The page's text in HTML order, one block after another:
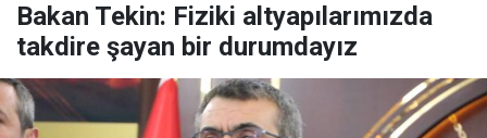
Bakan Tekin: Fiziki altyapılarımızda
takdire şayan bir durumdayız